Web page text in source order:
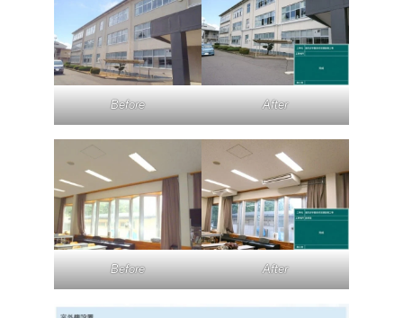
Before After
Before After